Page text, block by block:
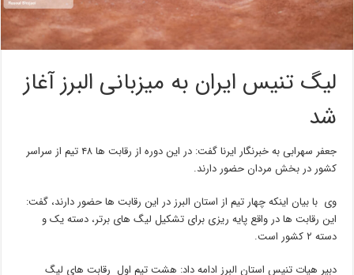
لیگ تنیس ایران به میزبانی البرز آغاز
شد
جعفر سهرابی به خبرنگار ایرنا گفت: در این دوره از رقابت ها ۴۸ تیم از سراسر
کشور در بخش مردان حضور دارند.
وی با بیان اینکه چهار تیم از استان البرز در این رقابت ها حضور دارند، گفت:
این رقابت ها در واقع پایه ریزی برای تشکیل لیگ های برتر، دسته یک و
دسته ۲ کشور است.
دبیر هیات تنیس استان البرز ادامه داد: هشت تیم اول رقابت های لیگ